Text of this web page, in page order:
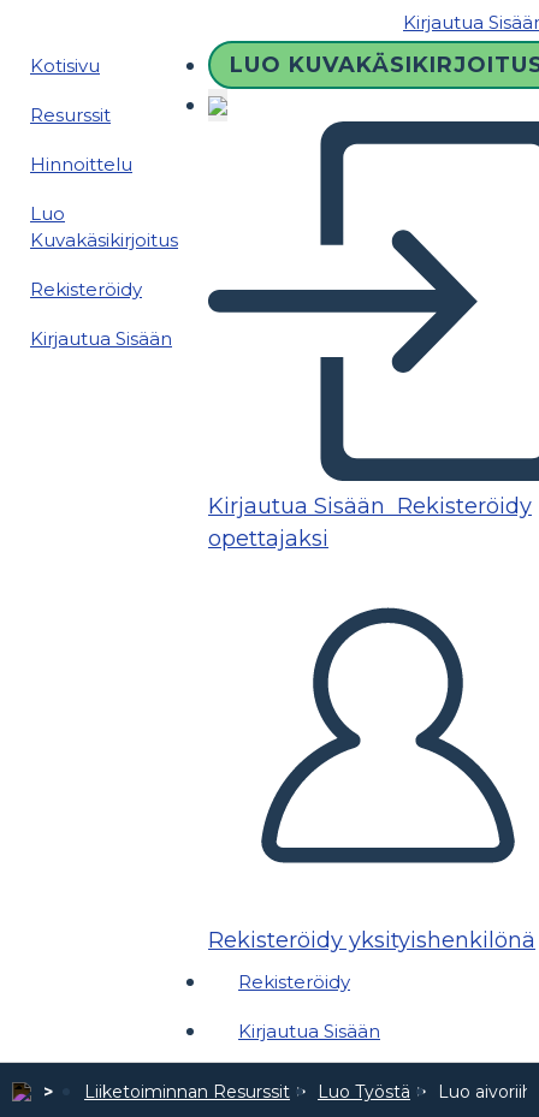
Kirjautua
Kotisivu
Resurssit
Hinnoittelu
Luo
Kuvakäsikirjoitus
Rekisteröidy
Kirjautua Sisään
LUO
Kirjautua Sisään Rekisteröidy
opettajaksi
Rekisteröidy yksityishenkilönä
Rekisteröidy
Kirjautua Sisään
Liiketoiminnan Resurssit Luo Työstä Luo